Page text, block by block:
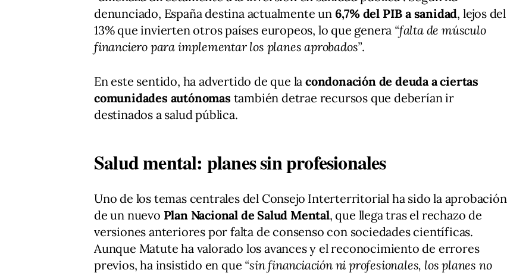
denunciado, España destina actualmente un 6,7% del PIB a sanidad, lejos del
13% que invierten otros países europeos, lo que genera “falta de músculo
financiero para implementar los planes aprobados”.
En este sentido, ha advertido de que la condonación de deuda a ciertas
comunidades autónomas también detrae recursos que deberían ir
destinados a salud pública.
Salud mental: planes sin profesionales
Uno de los temas centrales del Consejo Interterritorial ha sido la aprobación
de un nuevo Plan Nacional de Salud Mental, que llega tras el rechazo de
versiones anteriores por falta de consenso con sociedades científicas.
Aunque Matute ha valorado los avances y el reconocimiento de errores
previos, ha insistido en que “sin financiación ni profesionales, los planes no